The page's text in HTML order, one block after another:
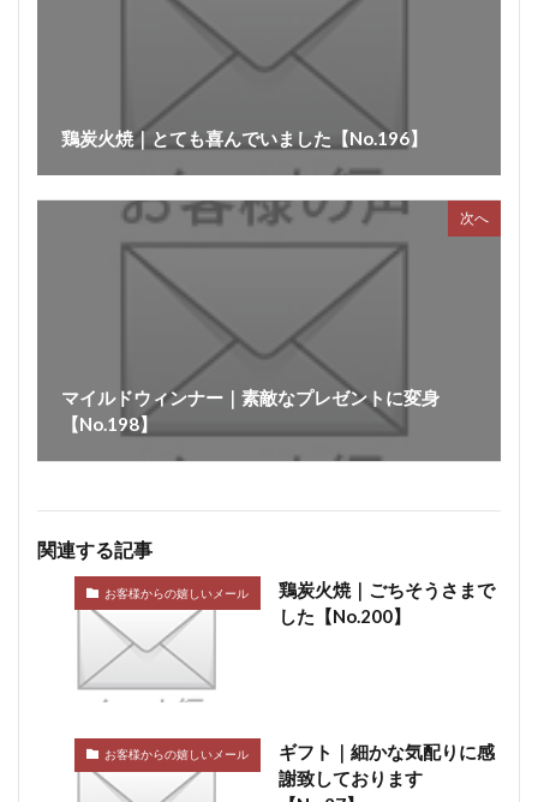
鶏炭火焼｜とても喜んでいました【No.196】
次へ
マイルドウィンナー｜素敵なプレゼントに変身
【No.198】
関連する記事
お客様からの嬉しいメール
鶏炭火焼｜ごちそうさまで
した【No.200】
お客様からの嬉しいメール
ギフト｜細かな気配りに感
謝致しております